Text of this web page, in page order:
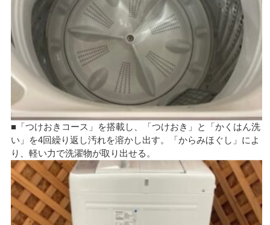
■「つけおきコース」を搭載し、「つけおき」と「かくはん洗
い」を4回繰り返し汚れを溶かし出す。「からみほぐし」によ
り、軽い力で洗濯物が取り出せる。